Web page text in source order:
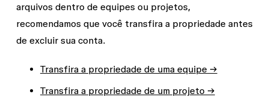
arquivos dentro de equipes ou projetos,
recomendamos que você transfira a propriedade antes
de excluir sua conta.
Transfira a propriedade de uma equipe →
Transfira a propriedade de um projeto →